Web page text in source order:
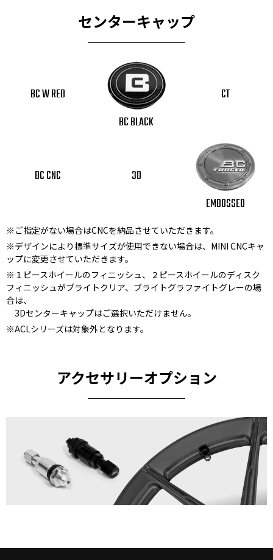
センターキャップ
BC W RED
BC BLACK
CT
BC CNC
3D
EMBOSSED
※ご指定がない場合はCNCを納品させていただきます。
※デザインにより標準サイズが使用できない場合は、MINI CNCキャ
ップに変更させていただきます。
※１ピースホイールのフィニッシュ、２ピースホイールのディスク
フィニッシュがブライトクリア、ブライトグラファイトグレーの場
合は、
3Dセンターキャップはご選択いただけません。
※ACLシリーズは対象外となります。
アクセサリーオプション